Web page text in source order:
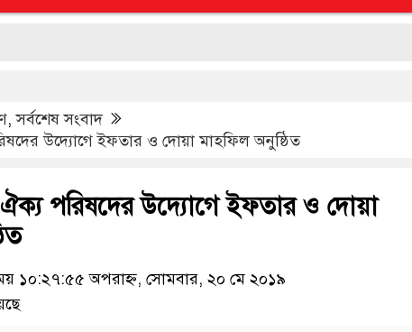
,সর্বশেষ সংবাদ
উদ্যোগে ইফতার ও দোয়া মাহফিল অনুষ্ঠিত
পরিষদের উদ্যোগে ইফতার ও দোয়া
১০:২৭:৫৫ অপরাহ্ন, সোমবার, ২০ মে ২০১৯